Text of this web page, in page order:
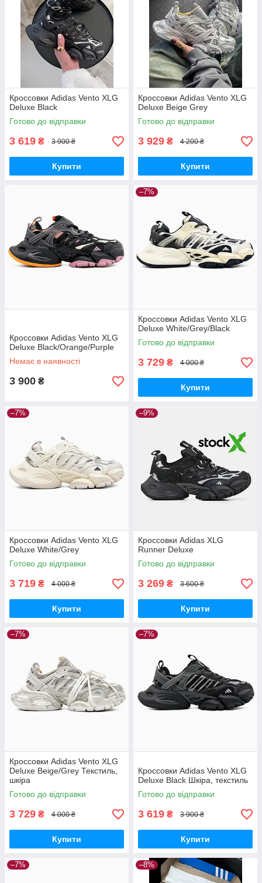
Кроссовки Adidas Vento XLG
Deluxe Black
Готово до відправки
3 619 ₴ 3 900 ₴
Купити
Кроссовки Adidas Vento XLG
Deluxe Beige Grey
Готово до відправки
3 929 ₴ 4 200 ₴
Купити
Кроссовки Adidas Vento XLG
Deluxe Black/Orange/Purple
Немає в наявності
3 900 ₴
–7%
Кроссовки Adidas Vento XLG
Deluxe White/Grey/Black
Готово до відправки
3 729 ₴ 4 000 ₴
Купити
–7%
Кроссовки Adidas Vento XLG
Deluxe White/Grey
Готово до відправки
3 719 ₴ 4 000 ₴
Купити
–9%
Кроссовки Adidas XLG
Runner Deluxe
Готово до відправки
3 269 ₴ 3 600 ₴
Купити
–7%
Кроссовки Adidas Vento XLG
Deluxe Beige/Grey Текстиль,
шкіра
Готово до відправки
3 729 ₴ 4 000 ₴
Купити
–7%
Кроссовки Adidas Vento XLG
Deluxe Black Шкіра, текстиль
Готово до відправки
3 619 ₴ 3 900 ₴
Купити
–7% –8%